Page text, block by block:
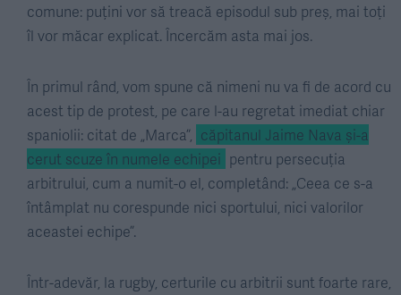
comune: puțini vor să treacă episodul sub preș, mai toți
îl vor măcar explicat. Încercăm asta mai jos.
În primul rând, vom spune că nimeni nu va fi de acord cu
acest tip de protest, pe care l-au regretat imediat chiar
spaniolii: citat de „Marca”, căpitanul Jaime Nava și-a
cerut scuze în numele echipei pentru persecuția
arbitrului, cum a numit-o el, completând: „Ceea ce s-a
întâmplat nu corespunde nici sportului, nici valorilor
aceastei echipe”.
Într-adevăr, la rugby, certurile cu arbitrii sunt foarte rare,